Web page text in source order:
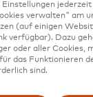
eines
Uber
Einstellungen
verwalten" am
(auf einigen
verfügbar). Dazu
oder aller Cookies,
das Funktionieren
sind.